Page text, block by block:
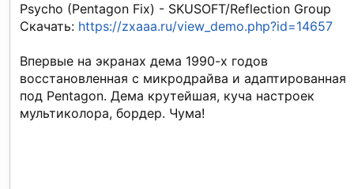
Psycho (Pentagon Fix) - SKUSOFT/Reflection Group
Скачать: https://zxaaa.ru/view_demo.php?id=14657
Впервые на экранах дема 1990-х годов
восстановленная с микродрайва и адаптированная
под Pentagon. Дема крутейшая, куча настроек
мультиколора, бордер. Чума!